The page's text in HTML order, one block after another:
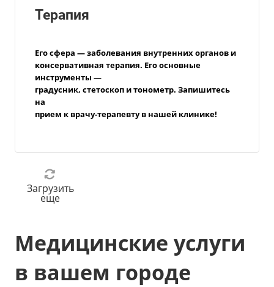
Терапия
Его сфера — заболевания внутреннихорганов и
консервативная терапия. Егоосновные
инструменты —
градусник, стетоскоп и тонометр. Запишитесь
на
прием к врачу-терапевтув нашей клинике!
Загрузить
еще
Медицинские услуги
в вашем городе